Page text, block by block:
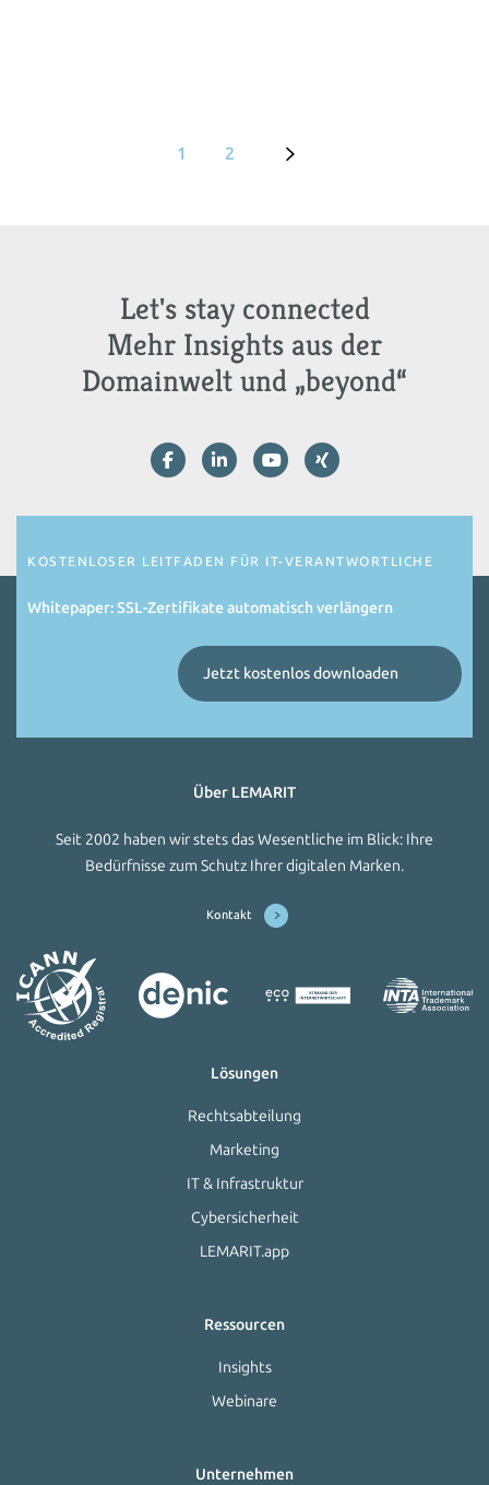
1 2
Let's stay connected
Mehr Insights aus der
Domainwelt und „beyond“
KOSTENLOSER LEITFADEN FÜR IT-VERANTWORTLICHE
Whitepaper: SSL-Zertifikate automatisch verlängern
Jetzt kostenlos downloaden
Über LEMARIT
Seit 2002 haben wir stets das Wesentliche im Blick: Ihre
Bedürfnisse zum Schutz Ihrer digitalen Marken.
Kontakt
Lösungen
Rechtsabteilung
Marketing
IT & Infrastruktur
Cybersicherheit
LEMARIT.app
Ressourcen
Insights
Webinare
Unternehmen